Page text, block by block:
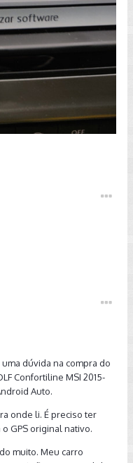
dúvida na compra do
Confortiline MSI 2015-
Auto.
onde li. É preciso ter
GPS original nativo.
muito. Meu carro